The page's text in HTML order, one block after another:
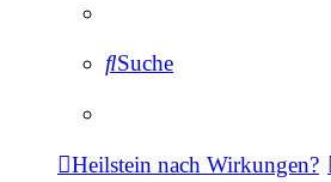
Suche
Heilstein nach Wirkungen?